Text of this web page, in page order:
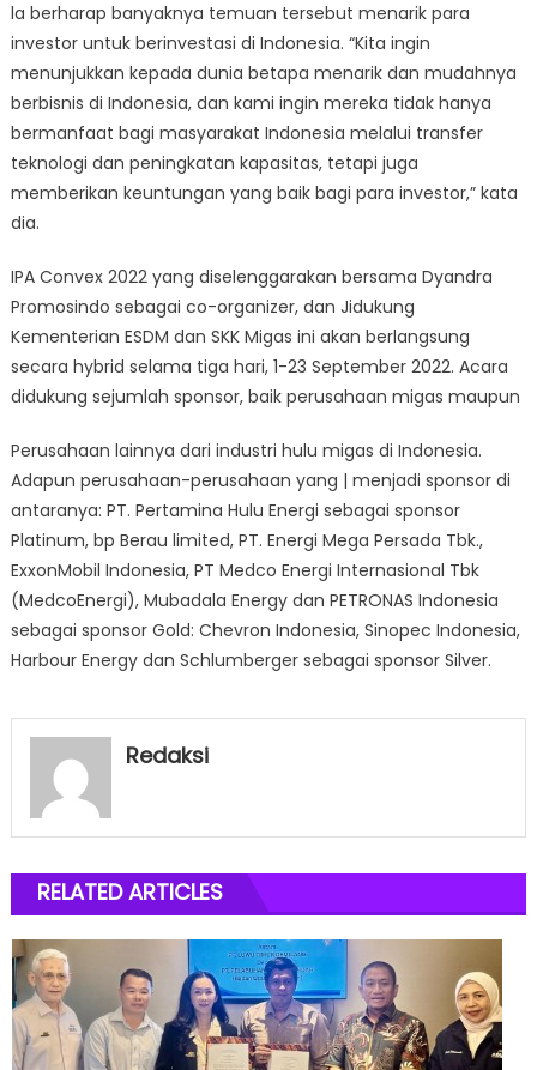
la berharap banyaknya temuan tersebut menarik para
investor untuk berinvestasi di Indonesia. “Kita ingin
menunjukkan kepada dunia betapa menarik dan mudahnya
berbisnis di Indonesia, dan kami ingin mereka tidak hanya
bermanfaat bagi masyarakat Indonesia melalui transfer
teknologi dan peningkatan kapasitas, tetapi juga
memberikan keuntungan yang baik bagi para investor,” kata
dia.
IPA Convex 2022 yang diselenggarakan bersama Dyandra
Promosindo sebagai co-organizer, dan Jidukung
Kementerian ESDM dan SKK Migas ini akan berlangsung
secara hybrid selama tiga hari, 1-23 September 2022. Acara
didukung sejumlah sponsor, baik perusahaan migas maupun
Perusahaan lainnya dari industri hulu migas di Indonesia.
Adapun perusahaan-perusahaan yang | menjadi sponsor di
antaranya: PT. Pertamina Hulu Energi sebagai sponsor
Platinum, bp Berau limited, PT. Energi Mega Persada Tbk.,
ExxonMobil Indonesia, PT Medco Energi Internasional Tbk
(MedcoEnergi), Mubadala Energy dan PETRONAS Indonesia
sebagai sponsor Gold: Chevron Indonesia, Sinopec Indonesia,
Harbour Energy dan Schlumberger sebagai sponsor Silver.
Redaksi
RELATED ARTICLES